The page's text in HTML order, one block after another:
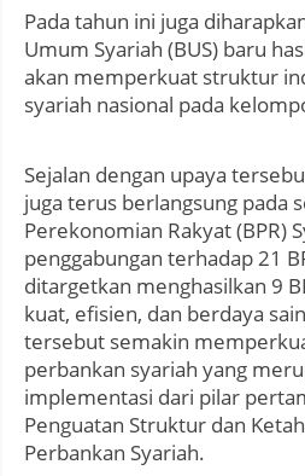
Pada tahun ini juga
Umum Syariah (BUS) baru
akan memperkuat struktur
syariah nasional pada
Sejalan dengan upaya
juga terus berlangsung pada
Perekonomian Rakyat (BPR)
penggabungan terhadap 21
ditargetkan menghasilkan 9
kuat, efisien, dan berdaya
tersebut semakin
perbankan syariah yang
implementasi dari pilar
Penguatan Struktur dan
Perbankan Syariah.